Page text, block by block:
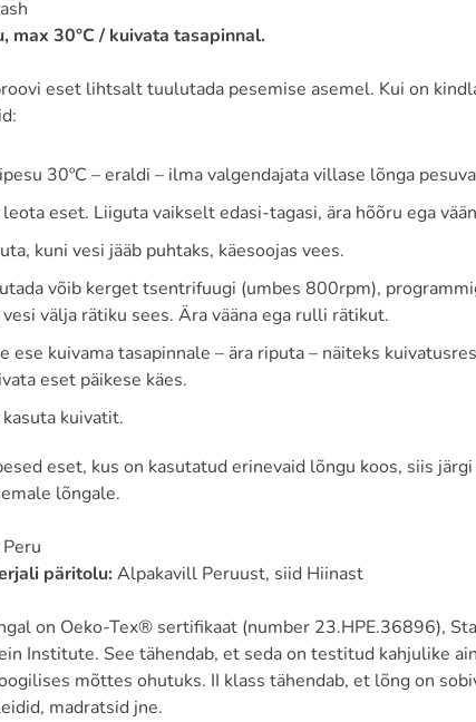
max 30°C / kuivata tasapinnal.
eset lihtsalt tuulutada pesemise asemel. Kui on
30ºC – eraldi – ilma valgendajata villase lõnga
eset. Liiguta vaikselt edasi-tagasi, ära hõõru ega
kuni vesi jääb puhtaks, käesoojas vees.
võib kerget tsentrifuugi (umbes 800rpm),
välja rätiku sees. Ära vääna ega rulli rätikut.
ese kuivama tasapinnale – ära riputa – näiteks
eset päikese käes.
kuivatit.
eset, kus on kasutatud erinevaid lõngu koos, siis
lõngale.
Peru
päritolu:Alpakavill Peruust, siid Hiinast
on Oeko-Tex® sertifikaat (number 23.HPE.36896),
Institute. See tähendab, et seda on testitud kahjulike
mõttes ohutuks. II klass tähendab, et lõng on
madratsid jne.